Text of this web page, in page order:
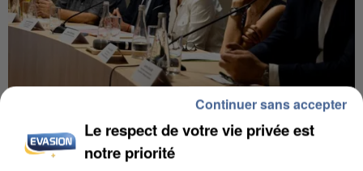
INCENDIES : L’ÎLE-DE-FRANCE LANCE UN ÉLAN
DE SOLIDARITÉ AVEC LES...
Le respect de votre vie privée est
notre priorité
Continuer sans accepter